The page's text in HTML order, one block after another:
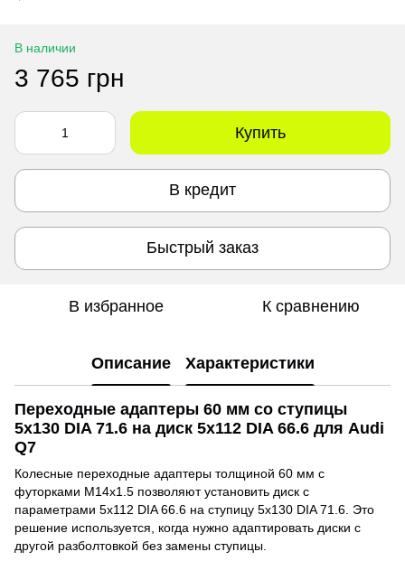
В наличии
3 765 грн
Купить
В кредит
Быстрый заказ
В избранное К сравнению
Описание Характеристики
Переходные адаптеры 60 мм со ступицы
5x130 DIA 71.6 на диск 5x112 DIA 66.6 для Audi
Q7
Колесные переходные адаптеры толщиной 60 мм с
футорками M14x1.5 позволяют установить диск с
параметрами 5x112 DIA 66.6 на ступицу 5x130 DIA 71.6. Это
решение используется, когда нужно адаптировать диски с
другой разболтовкой без замены ступицы.